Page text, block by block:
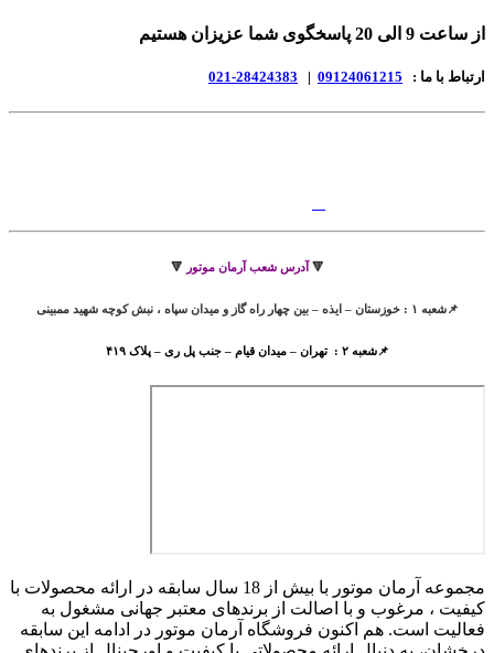
از ساعت 9 الی 20 پاسخگوی شما عزیزان هستیم
ارتباط با ما : 09124061215
|
28424383-021
🔻 آدرس شعب آرمان موتور 🔻
📌شعبه ۱ : خوزستان – ایذه – بین چهار راه گاز و میدان سپاه ، نبش کوچه شهید ممبینی
📌شعبه ۲ : تهران – میدان قیام – جنب پل ری – پلاک ۴۱۹
مجموعه آرمان موتور با بیش از 18 سال سابقه در ارائه محصولات با
کيفيت ، مرغوب و با اصالت از برندهای معتبر جهانی مشغول به
فعاليت است. هم اکنون فروشگاه آرمان موتور در ادامه اين سابقه